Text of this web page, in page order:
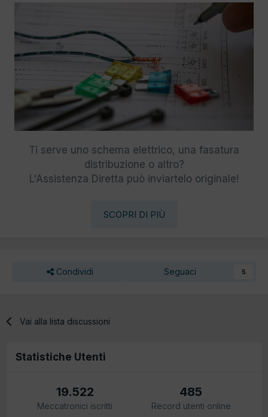
Ti serve uno schema elettrico, una fasatura
distribuzione o altro?
L'Assistenza Diretta può inviartelo originale!
SCOPRI DI PIÙ
Condividi Seguaci 5
Vai alla lista discussioni
Statistiche Utenti
19.522
Meccatronici iscritti
485
Record utenti online